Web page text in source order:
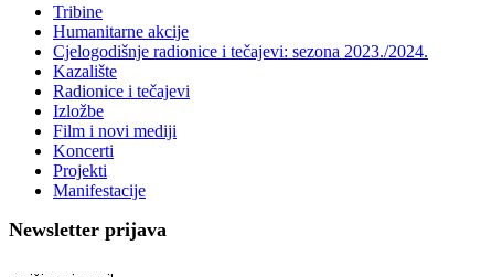
Tribine
Humanitarne akcije
Cjelogodišnje radionice i tečajevi: sezona 2023./2024.
Kazalište
Radionice i tečajevi
Izložbe
Film i novi mediji
Koncerti
Projekti
Manifestacije
Newsletter prijava